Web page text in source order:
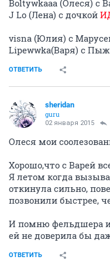
Boltywkaaa (Олеся) с
J Lo (Лена) с дочкой
visna (Юлия) с
Lipewwka(Варя) с
ОТВЕТИТЬ
sheridan
guru
02 января 2015
Олеся мои
Хорошо,что с Варей
Я летом когда
откинула сильно,
позвонили быстрее,
И помню фельдшера
ей не доверила бы
ОТВЕТИТЬ